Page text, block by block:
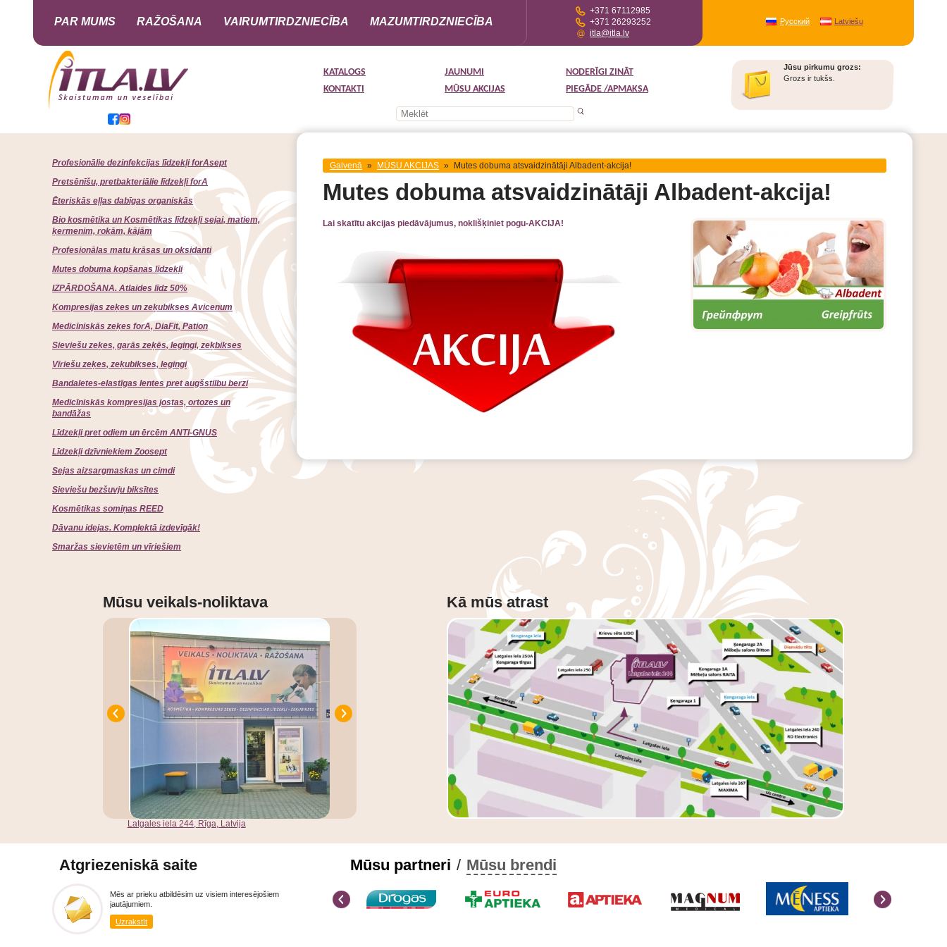
KATALOGS JAUNUMI
NODERĪGI ZINĀT
KONTAKTI
MŪSU AKCIJAS PIEGĀDE /APMAKSA
Jūsu pirkumu grozs:
Grozs ir tukšs.
PAR MUMS RAŽOŠANA VAIRUMTIRDZNIECĪBA MAZUMTIRDZNIECĪBA
+371 67112985
+371 26293252
itla@itla.lv
Русский Latviešu
Galvenā » MŪSU AKCIJAS » Mutes dobuma atsvaidzinātāji Albadent-akcija!
Mutes dobuma atsvaidzinātāji Albadent-akcija!
Lai skatītu akcijas piedāvājumus, noklišķiniet pogu-AKCIJA!
Profesionālie dezinfekcijas līdzekļi forAsept
Pretsēnīšu, pretbakteriālie līdzekļi forA
Ēteriskās eļļas dabīgas organiskās
Bio kosmētika un Kosmētikas līdzekļi sejai, matiem,
ķermenim, rokām, kājām
Profesionālas matu krāsas un oksidanti
Mutes dobuma kopšanas līdzekļi
IZPĀRDOŠANA. Atlaides līdz 50%
Kompresijas zeķes un zeķubikses Avicenum
Medicīniskās zeķes forA, DiaFit, Pation
Sieviešu zeķes, garās zeķēs, legingi, zeķbikses
Vīriešu zeķes, zeķubikses, legingi
Bandaletes-elastīgas lentes pret augšstilbu berzi
Medicīniskās kompresijas jostas, ortozes un
bandāžas
Līdzekļi pret odiem un ērcēm ANTI-GNUS
Līdzekļi dzīvniekiem Zoosept
Sejas aizsargmaskas un cimdi
Sieviešu bezšuvju biksītes
Kosmētikas somiņas REED
Dāvanu idejas. Komplektā izdevīgāk!
Smaržas sievietēm un vīriešiem
Mūsu veikals-noliktava
Latgales iela 244, Rīga, Latvija
Kā mūs atrast
Mūsu partneri / Mūsu brendi
Atgriezeniskā saite
Mēs ar prieku atbildēsim uz visiem interesējošiem
jautājumiem.
Uzrakstīt